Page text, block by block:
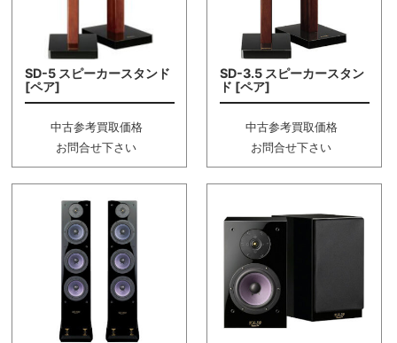
SD-5 スピーカースタンド
[ペア]
中古参考買取価格
お問合せ下さい
SD-3.5 スピーカースタン
ド [ペア]
中古参考買取価格
お問合せ下さい